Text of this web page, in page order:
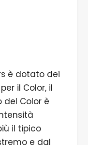
è dotato dei
il Color, il
del Color è
il tipico
e dal